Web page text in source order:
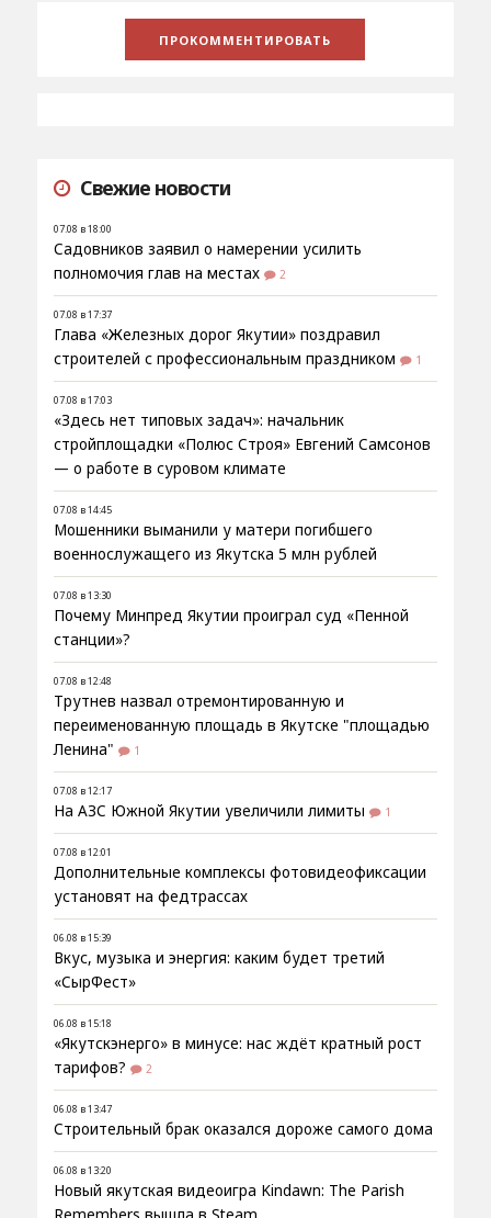
Свежие новости
07.08 в 18:00
Садовников заявил о намерении усилить
полномочия глав на местах
2
07.08 в 17:37
Глава «Железных дорог Якутии» поздравил
строителей с профессиональным праздником
1
07.08 в 17:03
«Здесь нет типовых задач»: начальник
стройплощадки «Полюс Строя» Евгений Самсонов
— о работе в суровом климате
07.08 в 14:45
Мошенники выманили у матери погибшего
военнослужащего из Якутска 5 млн рублей
07.08 в 13:30
Почему Минпред Якутии проиграл суд «Пенной
станции»?
07.08 в 12:48
Трутнев назвал отремонтированную и
переименованную площадь в Якутске "площадью
Ленина"
1
07.08 в 12:17
На АЗС Южной Якутии увеличили лимиты 1
07.08 в 12:01
Дополнительные комплексы фотовидеофиксации
установят на федтрассах
06.08 в 15:39
Вкус, музыка и энергия: каким будет третий
«СырФест»
06.08 в 15:18
«Якутскэнерго» в минусе: нас ждёт кратный рост
тарифов?
2
06.08 в 13:47
Строительный брак оказался дороже самого дома
06.08 в 13:20
Новый якутская видеоигра Kindawn: The Parish